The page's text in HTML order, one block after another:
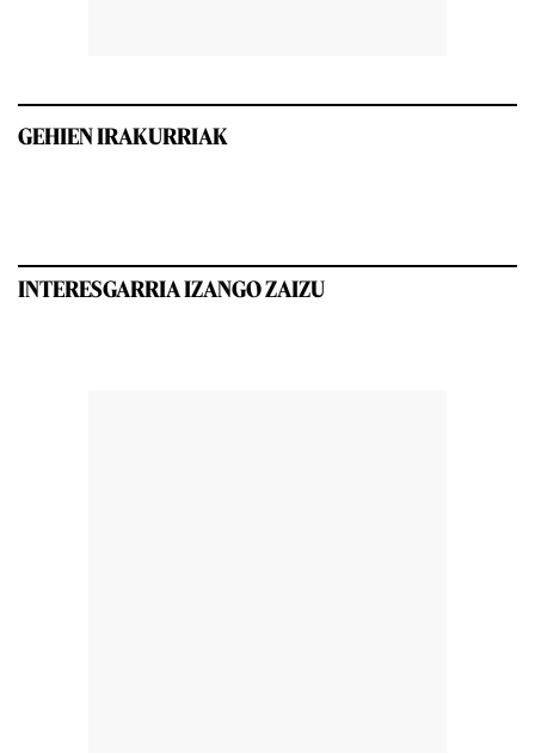
GEHIEN IRAKURRIAK
INTERESGARRIA IZANGO ZAIZU